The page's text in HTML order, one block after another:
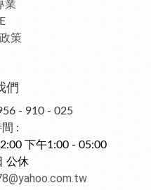
業
策
們
- 910 - 025
:
下午1:00 - 05:00
公休